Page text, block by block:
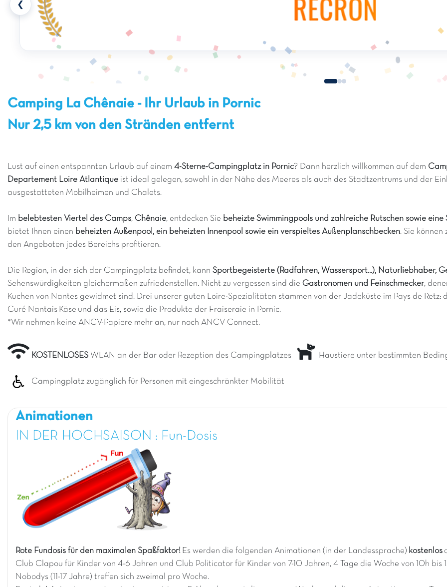
❮
Camping La Chênaie - Ihr Urlaub in Pornic
Nur 2,5 km von den Stränden entfernt
Lust auf einen entspannten Urlaub auf einem 4-Sterne-Campingplatz in Pornic? Dann herzlich willkommen auf dem
Departement Loire Atlantique ist ideal gelegen, sowohl in der Nähe des Meeres als auch des Stadtzentrums und der
ausgestatteten Mobilheimen und Chalets.
Im belebtesten Viertel des Camps, Chênaie, entdecken Sie beheizte Swimmingpools und zahlreiche Rutschen sowie eine
bietet Ihnen einen beheizten Außenpool, ein beheizten Innenpool sowie ein verspieltes Außenplanschbecken. Sie
den Angeboten jedes Bereichs profitieren.
Die Region, in der sich der Campingplatz befindet, kann Sportbegeisterte (Radfahren, Wassersport...), Naturliebhaber,
Sehenswürdigkeiten gleichermaßen zufriedenstellen. Nicht zu vergessen sind die Gastronomen und Feinschmecker,
Kuchen von Nantes gewidmet sind. Drei unserer guten Loire-Spezialitäten stammen von der Jadeküste im Pays de
Curé Nantais Käse und das Eis, sowie die Produkte der Fraiseraie in Pornic.
*Wir nehmen keine ANCV-Papiere mehr an, nur noch ANCV Connect.
KOSTENLOSES WLAN an der Bar oder Rezeption des Campingplatzes Haustiere unter bestimmten
Campingplatz zugänglich für Personen mit eingeschränkter Mobilität
Animationen
IN DER HOCHSAISON : Fun-Dosis
Rote Fundosis für den maximalen Spaßfaktor! Es werden die folgenden Animationen (in der Landessprache) kostenlos
Club Clapou für Kinder von 4-6 Jahren und Club Politicator für Kinder von 7-10 Jahren, 4 Tage die Woche von 10h bis
Nobodys (11-17 Jahre) treffen sich zweimal pro Woche.